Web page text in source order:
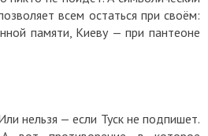
всем остаться при своём:
памяти, Киеву — при пантеоне
нельзя — если Туск не подпишет.